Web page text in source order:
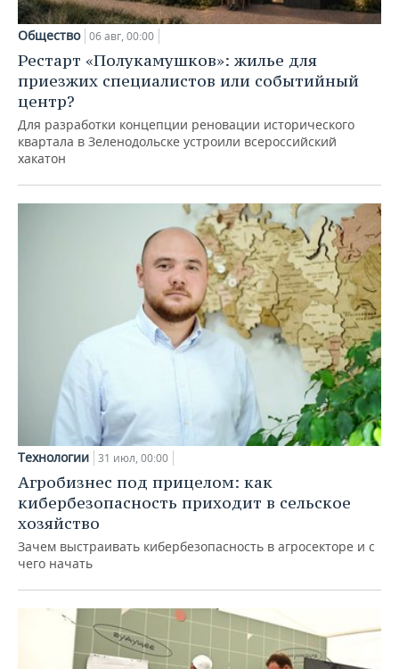
Общество 06 авг, 00:00
Рестарт «Полукамушков»: жилье для
приезжих специалистов или событийный
центр?
Для разработки концепции реновации исторического
квартала в Зеленодольске устроили всероссийский
хакатон
Технологии 31 июл, 00:00
Агробизнес под прицелом: как
кибербезопасность приходит в сельское
хозяйство
Зачем выстраивать кибербезопасность в агросекторе и с
чего начать